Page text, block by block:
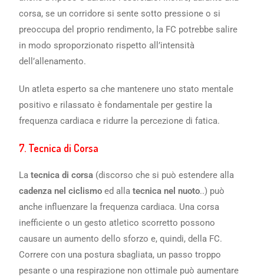
corsa, se un corridore si sente sotto pressione o si
preoccupa del proprio rendimento, la FC potrebbe salire
in modo sproporzionato rispetto all’intensità
dell’allenamento.
Un atleta esperto sa che mantenere uno stato mentale
positivo e rilassato è fondamentale per gestire la
frequenza cardiaca e ridurre la percezione di fatica.
7. Tecnica di Corsa
Latecnica di corsa (discorso che si può estendere alla
cadenza nel ciclismo ed allatecnica nel nuoto..) può
anche influenzare la frequenza cardiaca. Una corsa
inefficiente o un gesto atletico scorretto possono
causare un aumento dello sforzo e, quindi, della FC.
Correre con una postura sbagliata, un passo troppo
pesante o una respirazione non ottimale può aumentare